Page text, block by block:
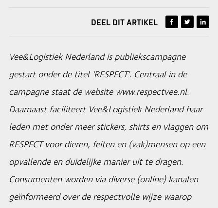
DEEL DIT ARTIKEL
Vee&Logistiek Nederland is publiekscampagne
gestart onder de titel ‘RESPECT’. Centraal in de
campagne staat de website www.respectvee.nl.
Daarnaast faciliteert Vee&Logistiek Nederland haar
leden met onder meer stickers, shirts en vlaggen om
RESPECT voor dieren, feiten en (vak)mensen op een
opvallende en duidelijke manier uit te dragen.
Consumenten worden via diverse (online) kanalen
geïnformeerd over de respectvolle wijze waarop